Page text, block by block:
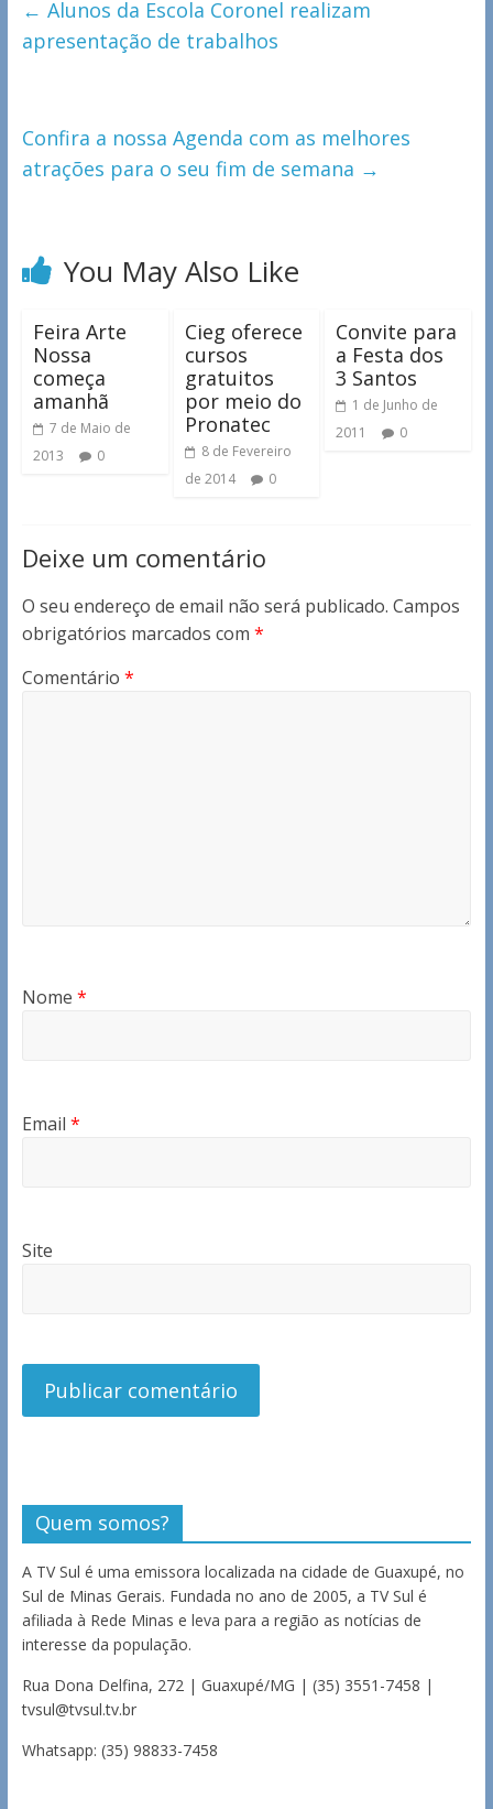
← Alunos da Escola Coronel realizam
apresentação de trabalhos
Confira a nossa Agenda com as melhores
atrações para o seu fim de semana →
You May Also Like
Feira Arte
Nossa
começa
amanhã
7 de Maio de
2013
0
Cieg oferece
cursos
gratuitos
por meio do
Pronatec
8 de Fevereiro
de 2014
0
Convite para
a Festa dos
3 Santos
1 de Junho de
2011
0
Deixe um comentário
O seu endereço de email não será publicado. Campos
obrigatórios marcados com *
Comentário *
Nome *
Email *
Site
Quem somos?
A TV Sul é uma emissora localizada na cidade de Guaxupé, no
Sul de Minas Gerais. Fundada no ano de 2005, a TV Sul é
afiliada à Rede Minas e leva para a região as notícias de
interesse da população.
Rua Dona Delfina, 272 | Guaxupé/MG | (35) 3551-7458 |
tvsul@tvsul.tv.br
Whatsapp: (35) 98833-7458